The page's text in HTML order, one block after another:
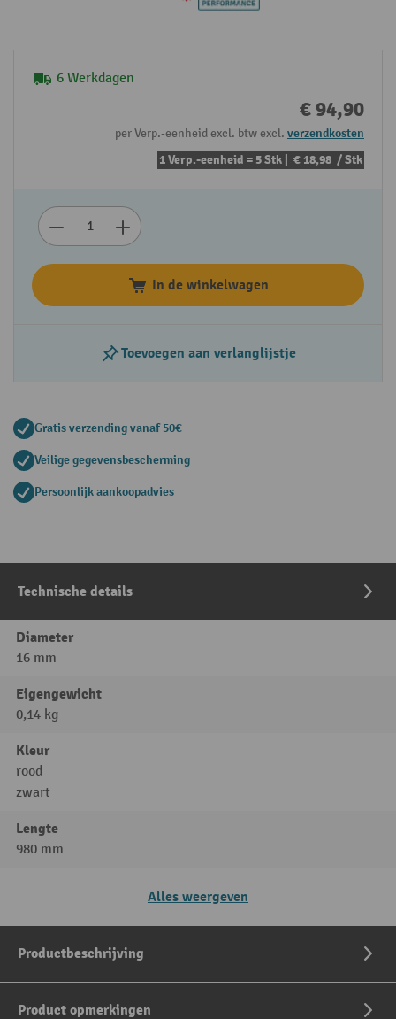
6 Werkdagen
€ 94,90
per Verp.-eenheid excl. btw excl. verzendkosten
1 Verp.-eenheid = 5 Stk | € 18,98 / Stk
In de winkelwagen
Toevoegen aan verlanglijstje
Gratis verzending vanaf 50€
Veilige gegevensbescherming
Persoonlijk aankoopadvies
Technische details
Diameter
16 mm
Eigengewicht
0,14 kg
Kleur
rood
zwart
Lengte
980 mm
Alles weergeven
Productbeschrijving
Product opmerkingen